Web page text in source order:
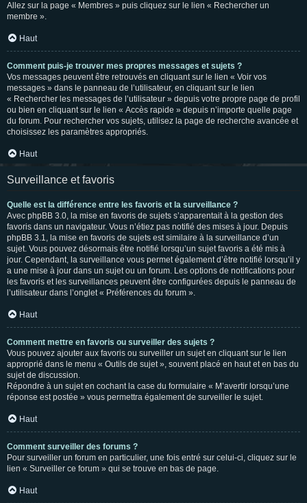
Allez sur la page « Membres » puis cliquez sur le lien « Rechercher un
membre ».
Haut
Comment puis-je trouver mes propres messages et sujets ?
Vos messages peuvent être retrouvés en cliquant sur le lien « Voir vos
messages » dans le panneau de l’utilisateur, en cliquant sur le lien
« Rechercher les messages de l’utilisateur » depuis votre propre page de profil
ou bien en cliquant sur le lien « Accès rapide » depuis n’importe quelle page
du forum. Pour rechercher vos sujets, utilisez la page de recherche avancée et
choisissez les paramètres appropriés.
Haut
Surveillance et favoris
Quelle est la différence entre les favoris et la surveillance ?
Avec phpBB 3.0, la mise en favoris de sujets s’apparentait à la gestion des
favoris dans un navigateur. Vous n’étiez pas notifié des mises à jour. Depuis
phpBB 3.1, la mise en favoris de sujets est similaire à la surveillance d’un
sujet. Vous pouvez désormais être notifié lorsqu’un sujet favoris a été mis à
jour. Cependant, la surveillance vous permet également d’être notifié lorsqu’il y
a une mise à jour dans un sujet ou un forum. Les options de notifications pour
les favoris et les surveillances peuvent être configurées depuis le panneau de
l’utilisateur dans l’onglet « Préférences du forum ».
Haut
Comment mettre en favoris ou surveiller des sujets ?
Vous pouvez ajouter aux favoris ou surveiller un sujet en cliquant sur le lien
approprié dans le menu « Outils de sujet », souvent placé en haut et en bas du
sujet de discussion.
Répondre à un sujet en cochant la case du formulaire « M’avertir lorsqu’une
réponse est postée » vous permettra également de surveiller le sujet.
Haut
Comment surveiller des forums ?
Pour surveiller un forum en particulier, une fois entré sur celui-ci, cliquez sur le
lien « Surveiller ce forum » qui se trouve en bas de page.
Haut